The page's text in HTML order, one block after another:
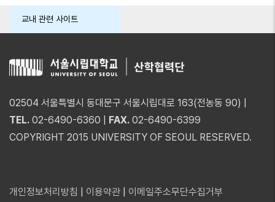
교내 관련 사이트
02504 서울특별시 동대문구 서울시립대로 163(전농동 90) |
TEL. 02-6490-6360 | FAX. 02-6490-6399
COPYRIGHT 2015 UNIVERSITY OF SEOUL RESERVED.
개인정보처리방침 이용약관 이메일주소무단수집거부